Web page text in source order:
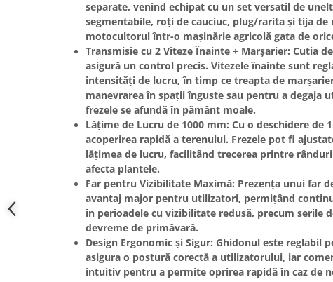
Hote telescopice
Hote traditionale
Masini de Spalat Rufe & Uscatoare
Accesorii masini de spalat &
Masini automate de spalat rufe
Masini de spalat rufe cu uscator
Masini de spalat rufe verticale
Uscatoare de rufe
Masini de spalat vase
Masini de spalat vase incorporabile
Masini de spalat vase
Motoburghiu/Foreza pamant
separate, venind echipat cu un set versatil de
segmentabile, roți de cauciuc, plug/rarita și tija de
motocultorul într-o mașinărie agricolă gata de
Transmisie cu 2 Viteze Înainte + Marșarier: Cutia
asigură un control precis. Vitezele înainte sunt
intensități de lucru, în timp ce treapta de
manevrarea în spații înguste sau pentru a degaja
frezele se afundă în pământ moale.
Lățime de Lucru de 1000 mm: Cu o deschidere de
acoperirea rapidă a terenului. Frezele pot fi
lățimea de lucru, facilitând trecerea printre
afecta plantele.
Far pentru Vizibilitate Maximă: Prezența unui far
avantaj major pentru utilizatori, permițând
în perioadele cu vizibilitate redusă, precum serile
devreme de primăvară.
Design Ergonomic și Sigur: Ghidonul este reglabil
asigura o postură corectă a utilizatorului, iar
intuitiv pentru a permite oprirea rapidă în caz de